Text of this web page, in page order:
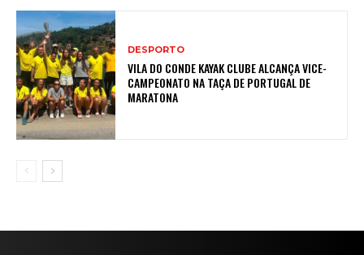
DESPORTO
VILA DO CONDE KAYAK CLUBE ALCANÇA VICE-
CAMPEONATO NA TAÇA DE PORTUGAL DE
MARATONA